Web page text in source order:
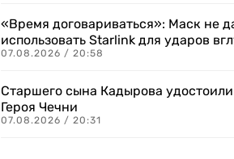
«Время договариваться»: Маск не
использовать Starlink для ударов
07.08.2026 / 20:58
Старшего сына Кадырова
Героя Чечни
07.08.2026 / 20:31